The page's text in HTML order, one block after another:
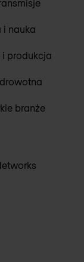
i nauka
i produkcja
branże